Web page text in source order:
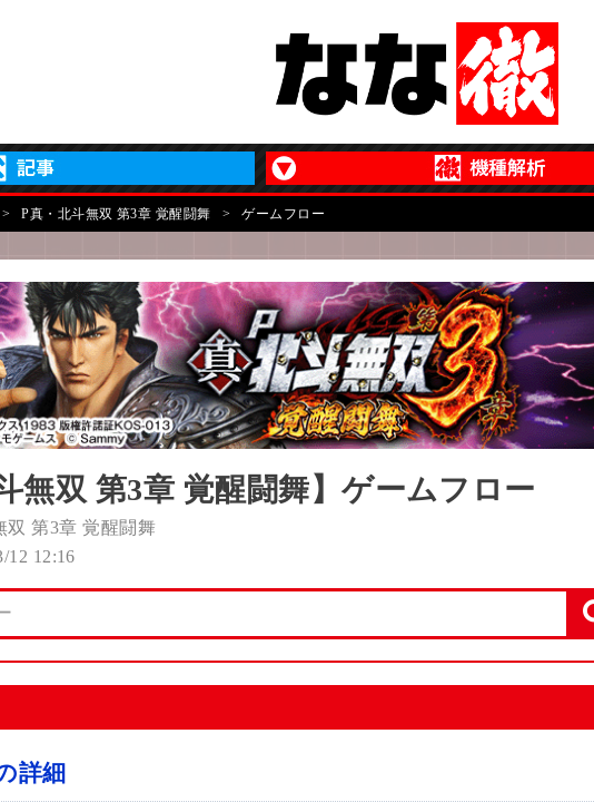
> P真・北斗無双 第3章 覚醒闘舞 > ゲームフロー
無双 第3章 覚醒闘舞】ゲームフロー
双 第3章 覚醒闘舞
12 12:16
詳細